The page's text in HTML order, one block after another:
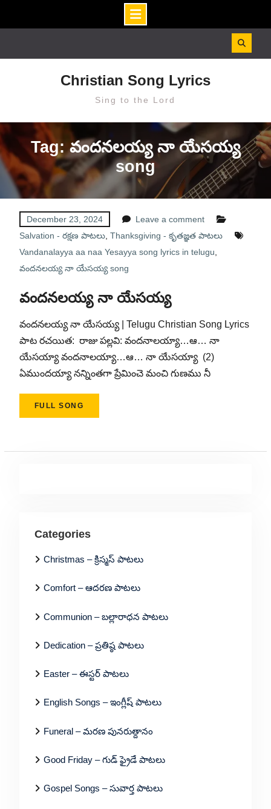
Christian Song Lyrics
Sing to the Lord
Tag: వందనలయ్య నా యేసయ్య
song
December 23, 2024
Leave a comment
Salvation - రక్షణ పాటలు, Thanksgiving - కృతజ్ఞత పాటలు
Vandanalayya aa naa Yesayya song lyrics in telugu
వందనలయ్య నా యేసయ్య song
వందనలయ్య నా యేసయ్య
వందనలయ్య నా యేసయ్య | Telugu Christian Song Lyrics
పాట రచయిత: రాజు పల్లవి: వందనాలయ్యా…ఆ… నా
యేసయ్యా వందనాలయ్యా…ఆ… నా యేసయ్యా (2)
ఏముందయ్యా నన్నింతగా ప్రేమించె మంచి గుణము నీ
FULL SONG
Categories
Christmas – క్రిస్మస్ పాటలు
Comfort – ఆదరణ పాటలు
Communion – బల్లారాధన పాటలు
Dedication – ప్రతిష్ఠ పాటలు
Easter – ఈస్టర్ పాటలు
English Songs – ఇంగ్లీష్ పాటలు
Funeral – మరణ పునరుత్దానం
Good Friday – గుడ్ ఫ్రైడే పాటలు
Gospel Songs – సువార్త పాటలు